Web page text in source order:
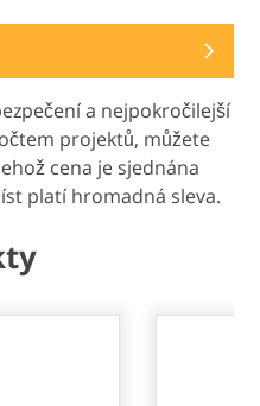
a nejpokročilejší
projektů, můžete
cena je sjednána
platí hromadná sleva.